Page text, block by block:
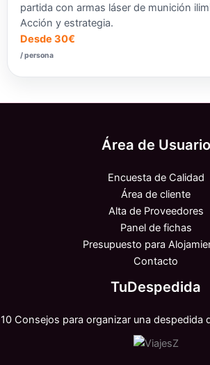
partida con armas láser de munición
Acción y estrategia.
Desde 30€
/ persona
Área de Usuario
Encuesta de Calidad
Área de cliente
Alta de Proveedores
Panel de fichas
Presupuesto para
Contacto
TuDespedida
10 Consejos para organizar una despedida